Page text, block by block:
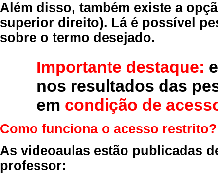
Além disso, também existe a
superior direito). Lá é possível
sobre o termo desejado.
Importante destaque:
nos resultados das
em condição de
Como funciona o acesso restrito?
As videoaulas estão publicadas
professor: